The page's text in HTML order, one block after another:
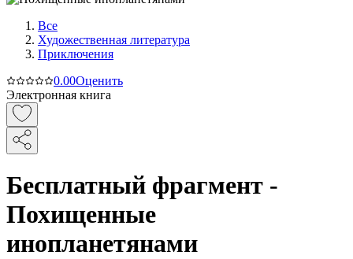
Все
Художественная литература
Приключения
0.00Оценить
Электронная книга
Бесплатный фрагмент -
Похищенные
инопланетянами